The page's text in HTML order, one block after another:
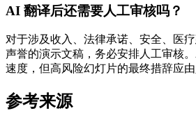
AI 翻译后还需要人工审核吗？
对于涉及收入、法律承诺、安全、医
声誉的演示文稿，务必安排人工审核
速度，但高风险幻灯片的最终措辞应由
参考来源